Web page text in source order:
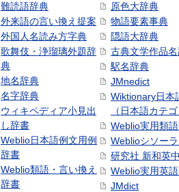
難読語辞典
外来語の言い換え提案
外国人名読み方字典
歌舞伎・浄瑠璃外題辞
典
地名辞典
名字辞典
ウィキペディア小見出
し辞書
Weblio日本語例文用例
辞書
Weblio類語・言い換え
辞書
原色大辞典
物語要素事典
隠語大辞典
古典文学作品
駅名辞典
JMnedict
Wiktionary日本
（日本語カテ
Weblio実用類
Weblioシソー
研究社 新和英
Weblio実用英
JMdict